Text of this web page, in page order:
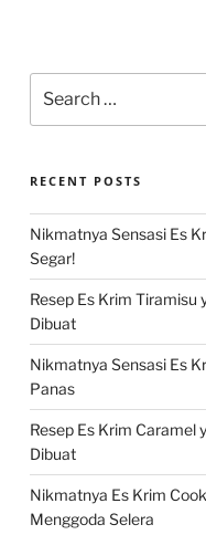
for:
RECENT POSTS
Nikmatnya Sensasi Es
Segar!
Resep Es Krim Tiramisu
Dibuat
Nikmatnya Sensasi Es
Panas
Resep Es Krim Caramel
Dibuat
Nikmatnya Es Krim
Menggoda Selera